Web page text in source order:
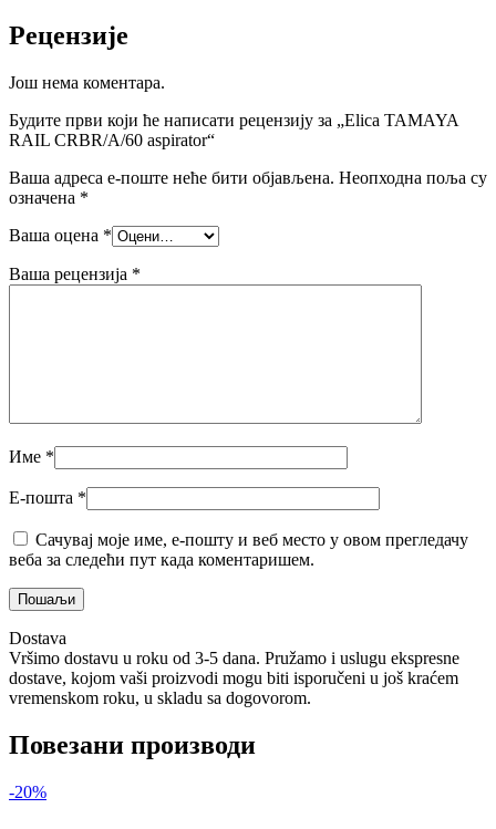
Рецензије
Још нема коментара.
Будите први који ће написати рецензију за „Elica TAMAYA
RAIL CRBR/A/60 aspirator“
Ваша адреса е-поште неће бити објављена. Неопходна поља су
означена *
Ваша оцена *
Ваша рецензија *
Име *
Е-пошта *
Сачувај моје име, е-пошту и веб место у овом прегледачу
веба за следећи пут када коментаришем.
Dostava
Vršimo dostavu u roku od 3-5 dana. Pružamo i uslugu ekspresne
dostave, kojom vaši proizvodi mogu biti isporučeni u još kraćem
vremenskom roku, u skladu sa dogovorom.
Повезани производи
-20%